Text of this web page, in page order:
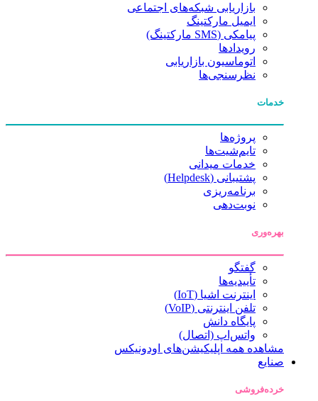
بازاریابی شبکه‌های اجتماعی
ایمیل مارکتینگ
پیامکی (SMS مارکتینگ)
رویدادها
اتوماسیون بازاریابی
نظرسنجی‌ها
خدمات
پروژه‌ها
تایم‌شیت‌ها
خدمات میدانی
پشتیبانی (Helpdesk)
برنامه‌ریزی
نوبت‌دهی
بهره‌وری
گفتگو
تأییدیه‌ها
اینترنت اشیا (IoT)
تلفن اینترنتی (VoIP)
پایگاه دانش
واتس‌اپ (اتصال)
مشاهده همه اپلیکیشن‌های اودونیکس
صنایع
خرده‌فروشی